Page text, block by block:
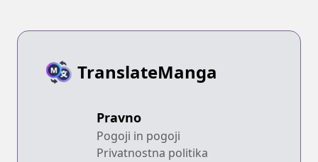
TranslateManga
Pravno
Pogoji in pogoji
Privatnostna politika